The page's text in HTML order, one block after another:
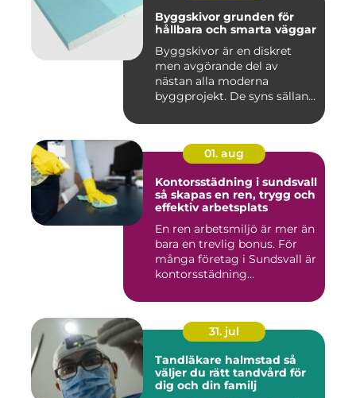
Byggskivor grunden för
hållbara och smarta väggar
Byggskivor är en diskret
men avgörande del av
nästan alla moderna
byggprojekt. De syns sällan
01. aug
Kontorsstädning i sundsvall
så skapas en ren, trygg och
effektiv arbetsplats
En ren arbetsmiljö är mer än
bara en trevlig bonus. För
många företag i Sundsvall är
kontorsstädning...
31. jul
Tandläkare halmstad så
väljer du rätt tandvård för
dig och din familj